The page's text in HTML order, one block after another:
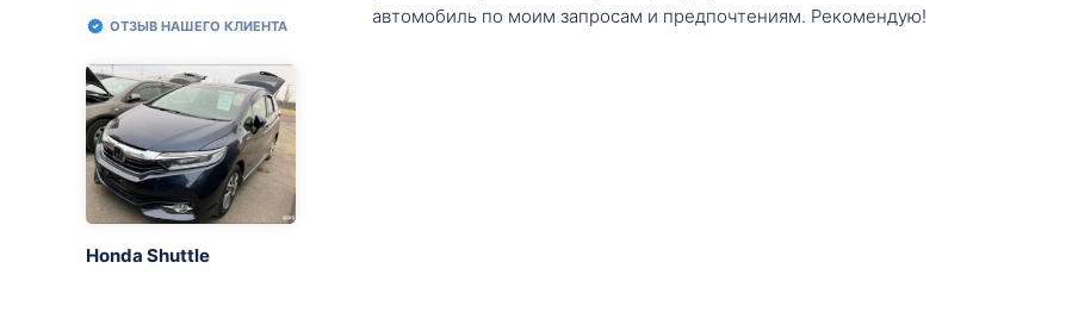
ОТЗЫВ НАШЕГО КЛИЕНТА
Honda Shuttle
автомобиль по моим запросам и предпочтениям. Рекомендую!